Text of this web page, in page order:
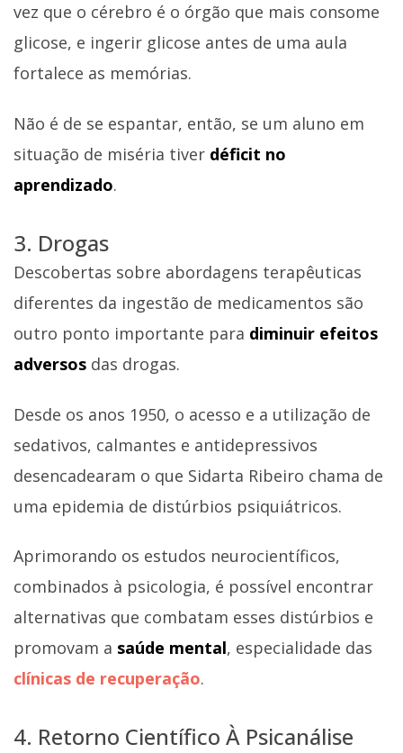
vez que o cérebro é o órgão que mais consome
glicose, e ingerir glicose antes de uma aula
fortalece as memórias.
Não é de se espantar, então, se um aluno em
situação de miséria tiver déficit no
aprendizado.
3. Drogas
Descobertas sobre abordagens terapêuticas
diferentes da ingestão de medicamentos são
outro ponto importante para diminuir efeitos
adversos das drogas.
Desde os anos 1950, o acesso e a utilização de
sedativos, calmantes e antidepressivos
desencadearam o que Sidarta Ribeiro chama de
uma epidemia de distúrbios psiquiátricos.
Aprimorando os estudos neurocientíficos,
combinados à psicologia, é possível encontrar
alternativas que combatam esses distúrbios e
promovam a saúde mental, especialidade das
clínicas de recuperação.
4. Retorno Científico À Psicanálise